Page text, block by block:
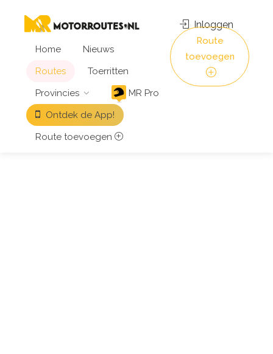
Home
Nieuws
Routes
Toerritten
Provincies
MR Pro
Ontdek de App!
Route toevoegen
Inloggen
Route
toevoegen